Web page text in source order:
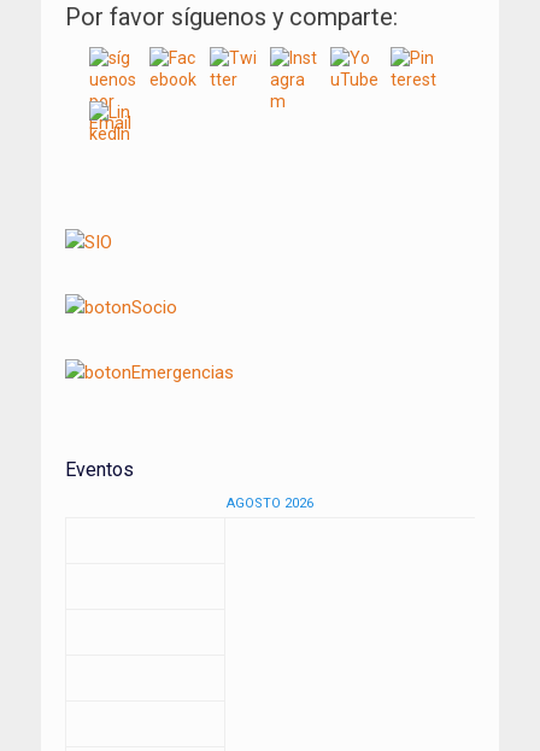
Por favor síguenos y comparte:
Eventos
AGOSTO 2026